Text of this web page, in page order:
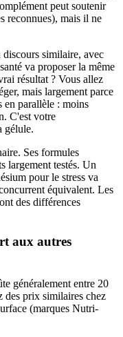
peut soutenir
reconnues), mais il ne
similaire, avec
va proposer la même
résultat ? Vous allez
mais largement parce
en parallèle : moins
C'est votre
gélule.
Ses formules
largement testés. Un
pour le stress va
équivalent. Les
des différences
aux autres
généralement entre 20
des prix similaires chez
(marques Nutri-